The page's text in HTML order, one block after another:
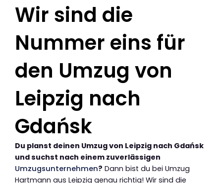
Wir sind die
Nummer eins für
den Umzug von
Leipzig nach
Gdańsk
Du planst deinen Umzug von Leipzig nach Gdańsk
und suchst nach einem zuverlässigen
Umzugsunternehmen? Dann bist du bei Umzug
Hartmann aus Leipzig genau richtig! Wir sind die